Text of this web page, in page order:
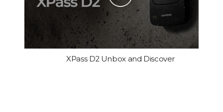
XPass D2 Unbox and Discover